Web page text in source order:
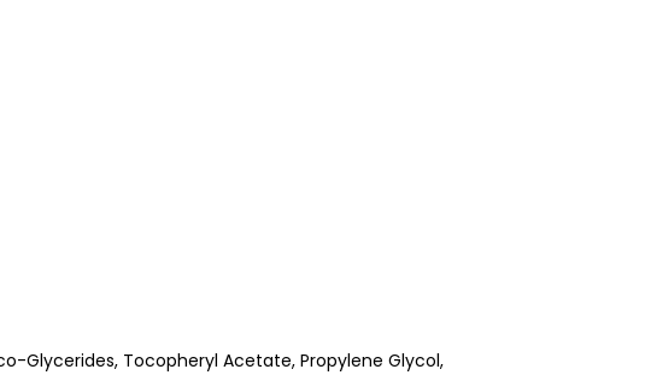
Glycerides, Tocopheryl Acetate, Propylene Glycol,